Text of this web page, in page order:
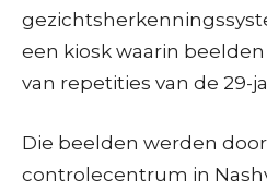
een kiosk waarin
van repetities van de 29-
Die beelden werden
controlecentrum in